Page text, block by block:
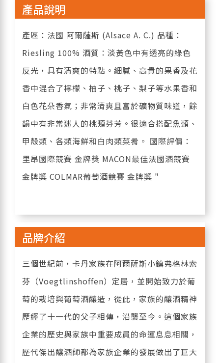
產品說明
產區：法國 阿爾薩斯 (Alsace A. C.) 品種：
Riesling 100% 酒質：淡黃色中有透亮的綠色
反光，具有清爽的特點。細膩、高貴的果香及花
香中混合了檸檬、柚子、桃子、梨子等水果香和
白色花朵香氣；非常清爽且富於礦物質味道，餘
韻中有非常迷人的桃類芬芳。很適合搭配魚類、
甲殼類、各類海鮮和白肉類菜肴。 國際評價：
里昂國際競賽 金牌獎 MACON最佳法國酒競賽
金牌獎 COLMAR葡萄酒競賽 金牌獎 "
品牌介紹
三個世紀前，卡丹家族在阿爾薩斯小鎮弗格林索
芬（Voegtlinshoffen）定居，並開始致力於葡
萄的栽培與葡萄酒釀造，從此，家族的釀酒精神
歷經了十一代的父子相傳，沿襲至今。這個家族
企業的歷史與家族中重要成員的命運息息相關，
歷代傑出釀酒師都為家族企業的發展做出了巨大